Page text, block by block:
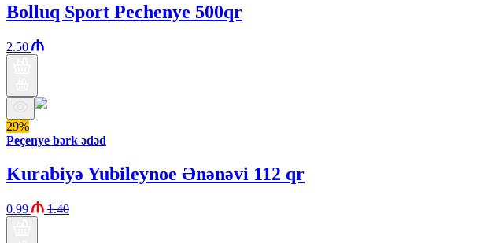
Bolluq Sport Pechenye 500qr
2.50
29%
Peçenye bərk ədəd
Kurabiyə Yubileynoe Ənənəvi 112 qr
0.99 1.40